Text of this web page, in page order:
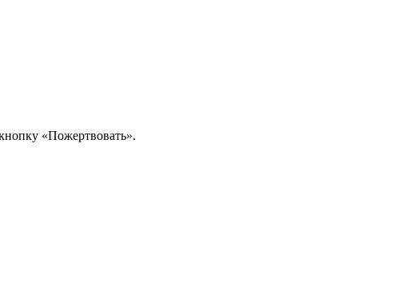
«Пожертвовать».